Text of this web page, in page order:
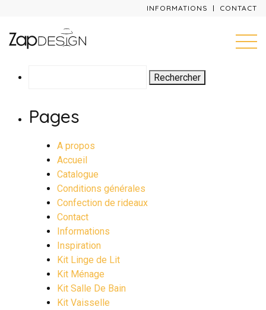
INFORMATIONS CONTACT
Pages
A propos
Accueil
Catalogue
Conditions générales
Confection de rideaux
Contact
Informations
Inspiration
Kit Linge de Lit
Kit Ménage
Kit Salle De Bain
Kit Vaisselle